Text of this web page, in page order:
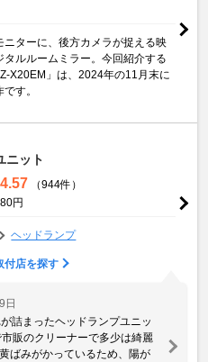
ニターに、後方カメラが捉える映
タルルームミラー。今回紹介する
X20EM」は、2024年の11月末に
す。
ニット
4.57
（944件）
円
ヘッドランプ
付店を探す
日
詰まったヘッドランプユニッ
販のクリーナーで多少は綺麗
ばみがかっているため、陽が